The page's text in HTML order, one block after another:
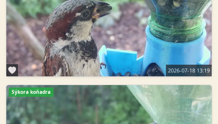
2026-07-18 13:19
Sýkora koňadra